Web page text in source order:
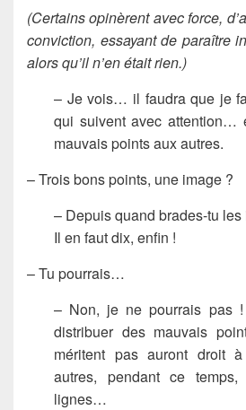
(Certains opinèrent avec force,
conviction, essayant de paraître
alors qu’il n’en était rien.)
– Je vois… il faudra que je
qui suivent avec attention…
mauvais points aux autres.
– Trois bons points, une image ?
– Depuis quand brades-tu les
Il en faut dix, enfin !
– Tu pourrais…
– Non, je ne pourrais pas !
distribuer des mauvais
méritent pas auront droit
autres, pendant ce
lignes…